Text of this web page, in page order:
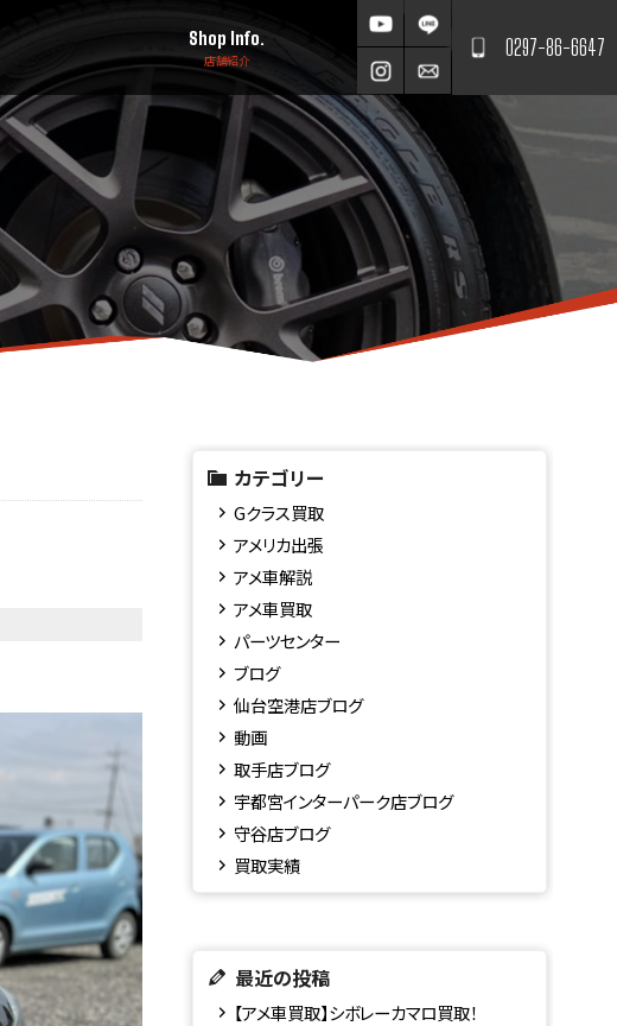
0297-86-6647
Shop Info.
店舗紹介
カテゴリー
Gクラス買取
アメリカ出張
アメ車解説
アメ車買取
パーツセンター
ブログ
仙台空港店ブログ
動画
取手店ブログ
宇都宮インターパーク店ブログ
守谷店ブログ
買取実績
最近の投稿
【アメ車買取】シボレーカマロ買取！